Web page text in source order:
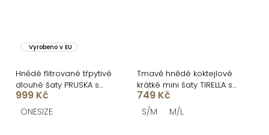
Vyrobeno v EU
Hnědé flitrované třpytivé
dlouhé šaty PRUSKA s
rozparkem
999 Kč
ONESIZE
Tmavě hnědé koktejlové
krátké mini šaty TIRELLA s
řasením
749 Kč
S/M M/L